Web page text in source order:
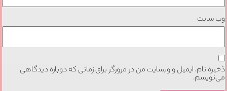
وب‌ سایت
ذخیره نام، ایمیل و وبسایت من در مرورگر برای زمانی که دوباره دیدگاهی
می‌نویسم.